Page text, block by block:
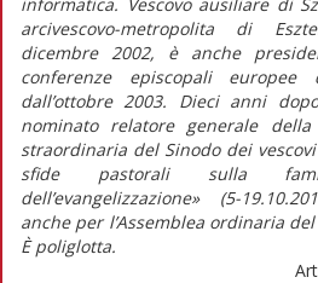
arcivescovo-metropolita di
dicembre 2002, è anche
conferenze episcopali
dall’ottobre 2003. Dieci anni
nominato relatore generale
straordinaria del Sinodo dei
sfide pastorali sulla
dell’evangelizzazione» (5-
anche per l’Assemblea ordinaria
È poliglotta.